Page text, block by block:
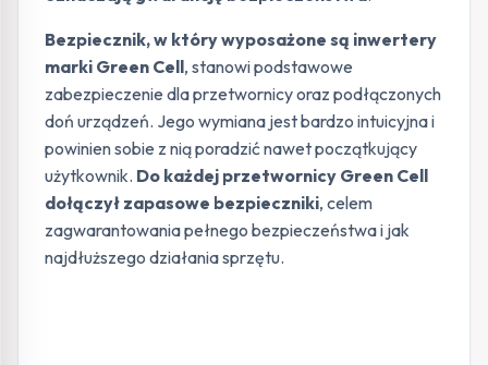
Bezpiecznik, w który wyposażone są inwertery
marki Green Cell, stanowi podstawowe
zabezpieczenie dla przetwornicy oraz podłączonych
doń urządzeń. Jego wymiana jest bardzo intuicyjna i
powinien sobie z nią poradzić nawet początkujący
użytkownik. Do każdej przetwornicy Green Cell
dołączył zapasowe bezpieczniki, celem
zagwarantowania pełnego bezpieczeństwa i jak
najdłuższego działania sprzętu.